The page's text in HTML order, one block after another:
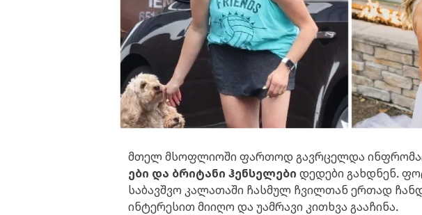
მთელ მსოფლიოში ფართოდ გავრცელდა
ები და ბრიტანი ჰენსელები დედები გახდნენ.
საბავშვო კალათაში ჩასმულ ჩვილთან ერთად
ინტერესით მიიღო და უამრავი კითხვა გააჩინა.